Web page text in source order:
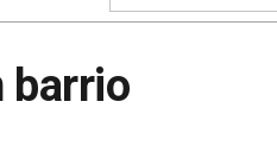
barrio